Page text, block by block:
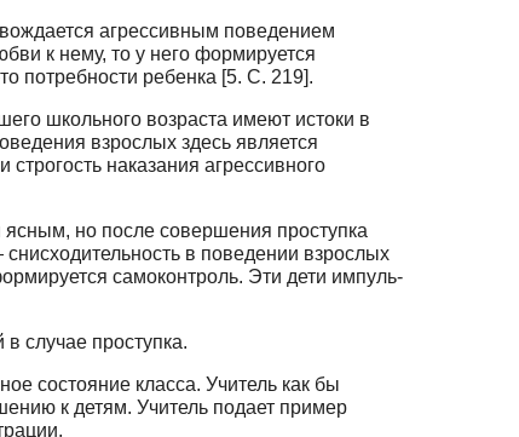
агрессивным пове­дением
к нему, то у него фор­мируется
потребности ребенка [5. С. 219].
школьного возраста име­ют истоки в
взрослых здесь является
нака­зания агрессивного
ясным, но после соверше­ния проступка
в поведении взрослых
самоконтроль. Эти дети импуль­
случае проступка.
состояние класса. Учитель как бы
к детям. Учитель подает пример